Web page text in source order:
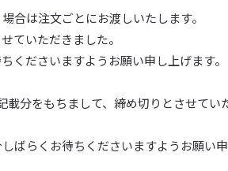
合は注文ごとにお渡しいたします。
ていただきました。
くださいますようお願い申し上げます。
分をもちまして、締め切りとさせてい
ばらくお待ちくださいますようお願い